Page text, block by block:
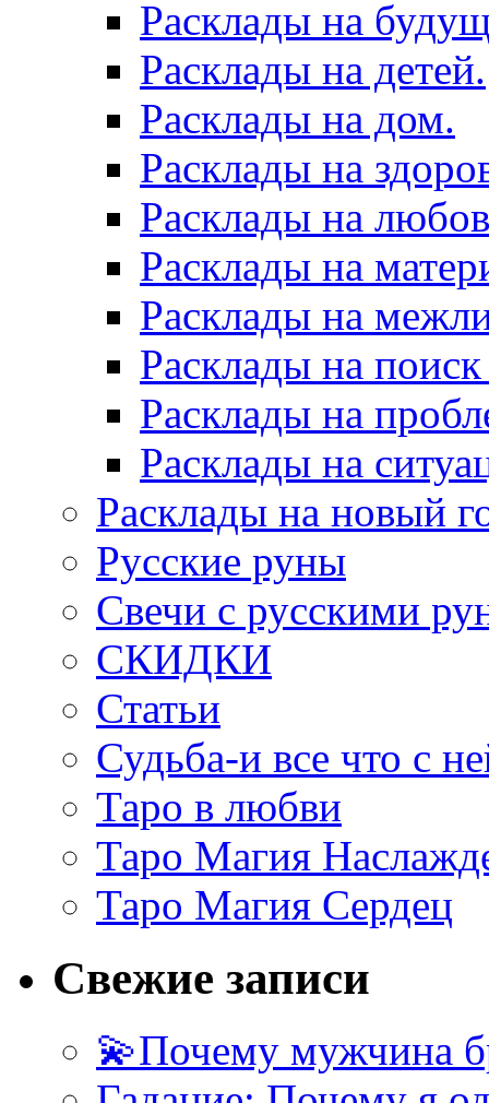
Расклады на
Расклады на детей.
Расклады на дом.
Расклады на
Расклады на
Расклады на
Расклады на
Расклады на
Расклады на
Расклады на
Расклады на новый
Русские руны
Свечи с русскими
СКИДКИ
Статьи
Судьба-и все что с
Таро в любви
Таро Магия
Таро Магия Сердец
Свежие записи
💫Почему мужчина